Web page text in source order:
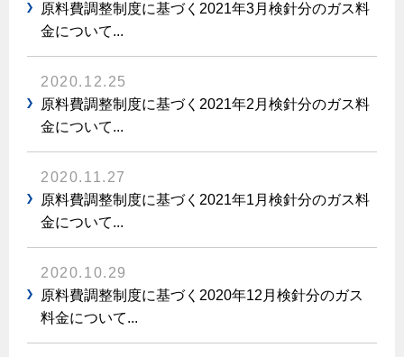
ガスメーターの復帰方法
ガス器具が故障したとき
ガス給湯器・風呂釜の凍結予防方法
故障診断
ガス工事について
ガス工事に関する約款・委託要件・内管工事見積単価表
道路・敷地内で工事をされる皆さまへ
ガスを安全にお使いいただくために
ライフステージ別に比較する
30代
40代～50代
プロパンガスから都市ガスへの切り替え
都市ガス切り替えのメリット
導入事例
都市ガス切り替え事例
炊飯器
警報器
警報器
バスルーム
浴室暖房乾燥機・脱衣室
ミストサウナ
衣類乾燥機
補助金について
リフォームのお知らせ
ショールーム
リフォームについてのお問い合わせ
電気料金のシミュレーション
ご契約・お手続き
停電時の対応
よくあるご質問
原料費調整制度に基づく2021年3月検針分のガス料
金について...
2020.12.25
原料費調整制度に基づく2021年2月検針分のガス料
金について...
2020.11.27
原料費調整制度に基づく2021年1月検針分のガス料
金について...
2020.10.29
原料費調整制度に基づく2020年12月検針分のガス
料金について...